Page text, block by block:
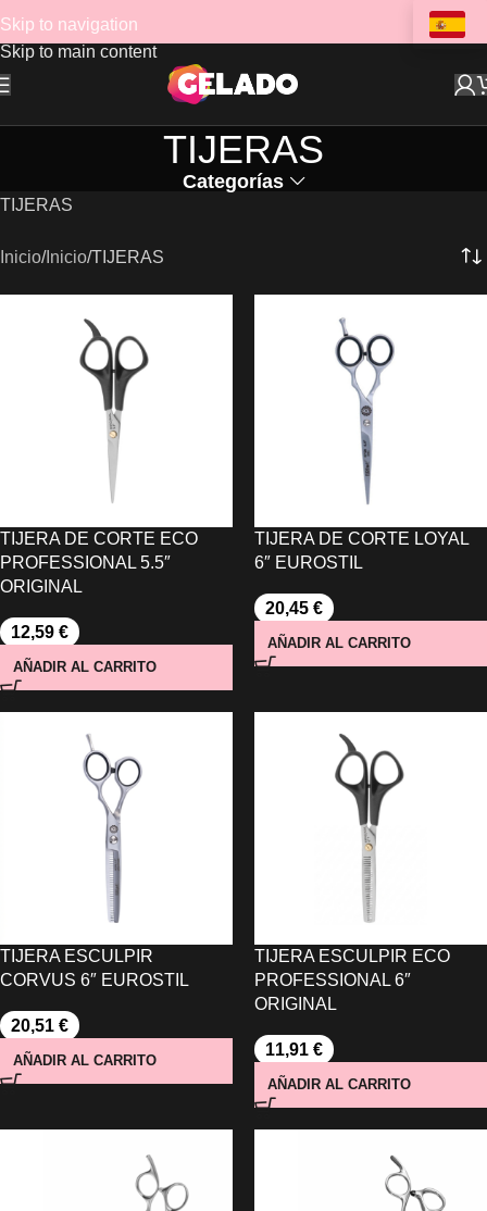
Skip to navigation
Skip to main content
TIJERAS
Categorías
TIJERAS
Inicio Inicio TIJERAS
TIJERA DE CORTE ECO
PROFESSIONAL 5.5″
ORIGINAL
12,59 €
AÑADIR AL CARRITO
TIJERA DE CORTE LOYAL
6″ EUROSTIL
20,45 €
AÑADIR AL CARRITO
TIJERA ESCULPIR
CORVUS 6″ EUROSTIL
20,51 €
AÑADIR AL CARRITO
TIJERA ESCULPIR ECO
PROFESSIONAL 6″
ORIGINAL
11,91 €
AÑADIR AL CARRITO